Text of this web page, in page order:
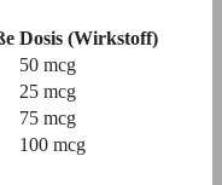
Dosis (Wirkstoff)
50 mcg
25 mcg
75 mcg
100 mcg